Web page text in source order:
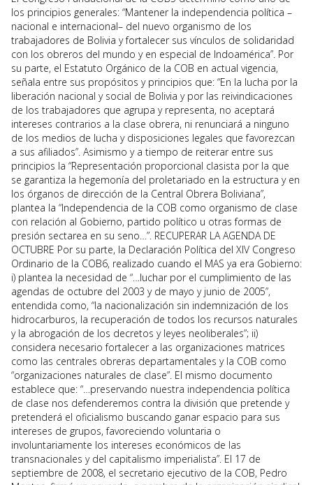
los principios generales: “Mantener la independencia política –
nacional e internacional– del nuevo organismo de los
trabajadores de Bolivia y fortalecer sus vínculos de solidaridad
con los obreros del mundo y en especial de Indoamérica”. Por
su parte, el Estatuto Orgánico de la COB en actual vigencia,
señala entre sus propósitos y principios que: “En la lucha por la
liberación nacional y social de Bolivia y por las reivindicaciones
de los trabajadores que agrupa y representa, no aceptará
intereses contrarios a la clase obrera, ni renunciará a ninguno
de los medios de lucha y disposiciones legales que favorezcan
a sus afiliados”. Asimismo y a tiempo de reiterar entre sus
principios la “Representación proporcional clasista por la que
se garantiza la hegemonía del proletariado en la estructura y en
los órganos de dirección de la Central Obrera Boliviana”,
plantea la “Independencia de la COB como organismo de clase
con relación al Gobierno, partido político u otras formas de
presión sectarea en su seno…”. RECUPERAR LA AGENDA DE
OCTUBRE Por su parte, la Declaración Política del XIV Congreso
Ordinario de la COB6, realizado cuando el MAS ya era Gobierno:
i) plantea la necesidad de “…luchar por el cumplimiento de las
agendas de octubre del 2003 y de mayo y junio de 2005”,
entendida como, “la nacionalización sin indemnización de los
hidrocarburos, la recuperación de todos los recursos naturales
y la abrogación de los decretos y leyes neoliberales”; ii)
considera necesario fortalecer a las organizaciones matrices
como las centrales obreras departamentales y la COB como
“organizaciones naturales de clase”. El mismo documento
establece que: “…preservando nuestra independencia política
de clase nos defenderemos contra la división que pretende y
pretenderá el oficialismo buscando ganar espacio para sus
intereses de grupos, favoreciendo voluntaria o
involuntariamente los intereses económicos de las
transnacionales y del capitalismo imperialista”. El 17 de
septiembre de 2008, el secretario ejecutivo de la COB, Pedro